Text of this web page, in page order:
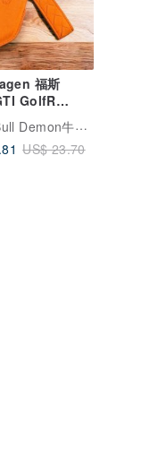
福斯
GolfR
钥匙皮套
Demon牛王钥匙皮套
US$ 23.70